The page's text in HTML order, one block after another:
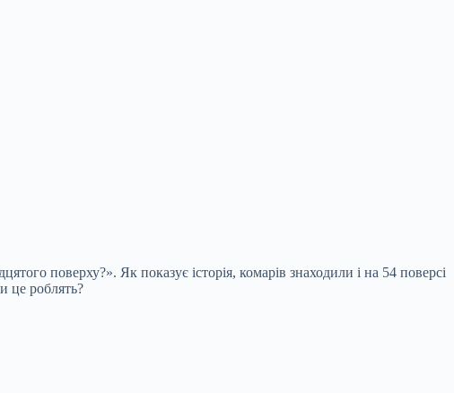
поверху?». Як показує історія, комарів знаходили і на 54 поверсі
це роблять?